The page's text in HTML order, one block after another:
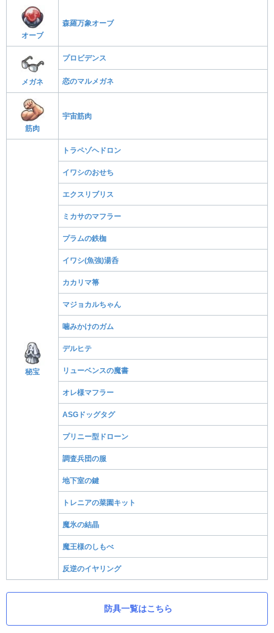
オーブ
森羅万象オーブ
メガネ
プロビデンス
恋のマルメガネ
筋肉
宇宙筋肉
秘宝
トラペゾヘドロン
イワシのおせち
エクスリブリス
ミカサのマフラー
プラムの鉄枷
イワシ(魚強)湯呑
カカリマ箒
マジョカルちゃん
噛みかけのガム
デルヒテ
リューベンスの魔書
オレ様マフラー
ASGドッグタグ
プリニー型ドローン
調査兵団の服
地下室の鍵
トレニアの菜園キット
魔氷の結晶
魔王様のしもべ
反逆のイヤリング
防具一覧はこちら